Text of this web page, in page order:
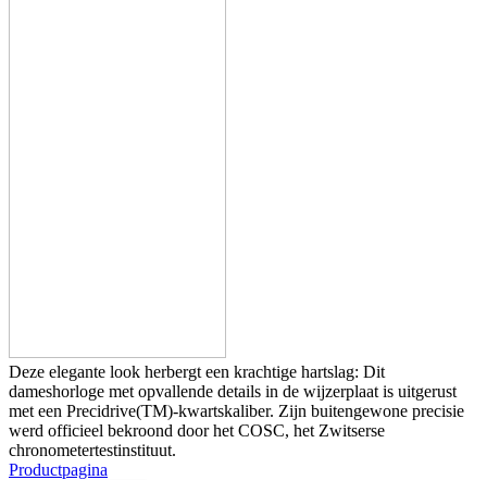
Deze elegante look herbergt een krachtige hartslag: Dit
dameshorloge met opvallende details in de wijzerplaat is uitgerust
met een Precidrive(TM)-kwartskaliber. Zijn buitengewone precisie
werd officieel bekroond door het COSC, het Zwitserse
chronometertestinstituut.
Productpagina